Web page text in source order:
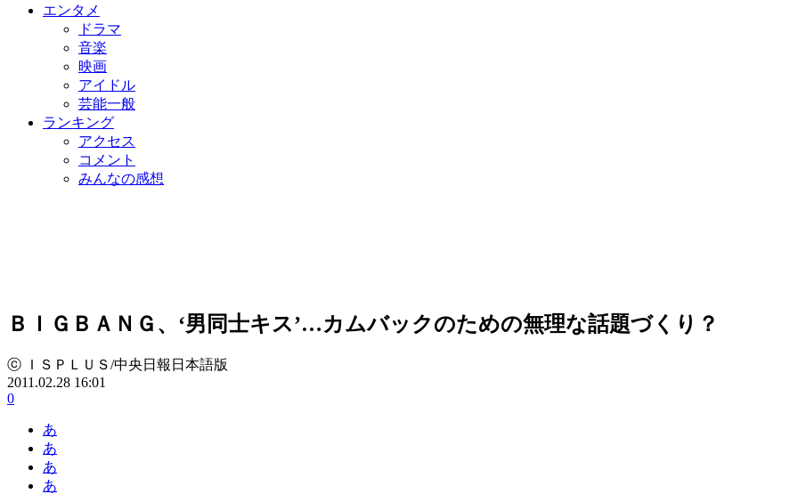
エンタメ
ドラマ
音楽
映画
アイドル
芸能一般
ランキング
アクセス
コメント
みんなの感想
ＢＩＧＢＡＮＧ、‘男同士キス’…カムバックのための無理な話題づくり？
ⓒ ＩＳＰＬＵＳ/中央日報日本語版
2011.02.28 16:01
0
あ
あ
あ
あ